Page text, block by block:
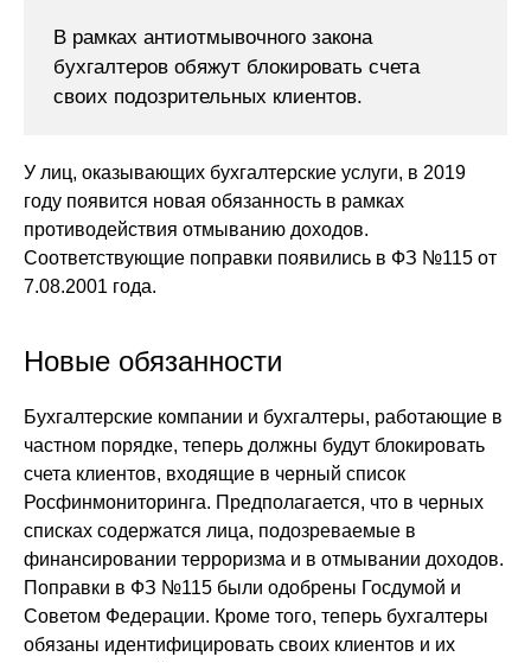
В рамках антиотмывочного закона
бухгалтеров обяжут блокировать счета
своих подозрительных клиентов.
У лиц, оказывающих бухгалтерские услуги, в 2019
году появится новая обязанность в рамках
противодействия отмыванию доходов.
Соответствующие поправки появились в ФЗ №115 от
7.08.2001 года.
Новые обязанности
Бухгалтерские компании и бухгалтеры, работающие в
частном порядке, теперь должны будут блокировать
счета клиентов, входящие в черный список
Росфинмониторинга. Предполагается, что в черных
списках содержатся лица, подозреваемые в
финансировании терроризма и в отмывании доходов.
Поправки в ФЗ №115 были одобрены Госдумой и
Советом Федерации. Кроме того, теперь бухгалтеры
обязаны идентифицировать своих клиентов и их